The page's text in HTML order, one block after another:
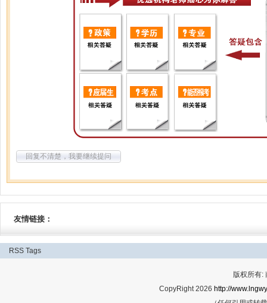
回复不清楚，我要继续提问
友情链接：
RSS Tags
版权所有:
CopyRight 2026 http://